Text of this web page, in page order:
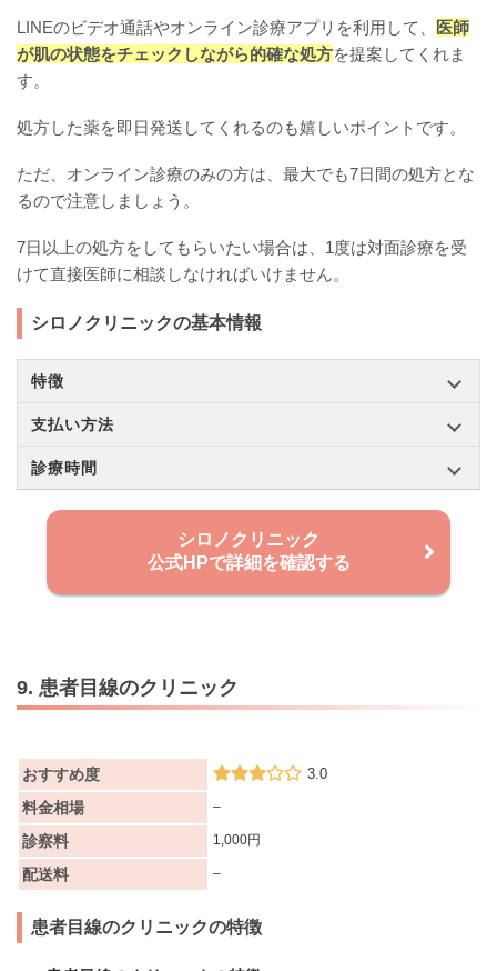
LINEのビデオ通話やオンライン診療アプリを利用して、
医師
が肌の状態をチェックしながら的確な処方を提案してくれま
す。
処方した薬を即日発送してくれるのも嬉しいポイントです。
ただ、オンライン診療のみの方は、最大でも7日間の処方とな
るので注意しましょう。
7日以上の処方をしてもらいたい場合は、1度は対面診療を受
けて直接医師に相談しなければいけません。
シロノクリニックの基本情報
特徴
支払い方法
診療時間
シロノクリニック
公式HPで詳細を確認する
9. 患者目線のクリニック
おすすめ度 3.0
料金相場 –
診察料 1,000円
配送料 –
患者目線のクリニックの特徴